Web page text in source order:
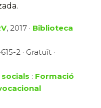
, 2017 · Biblioteca
2 · Gratuït ·
: Formació